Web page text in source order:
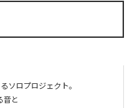
ソロプロジェクト。
音と